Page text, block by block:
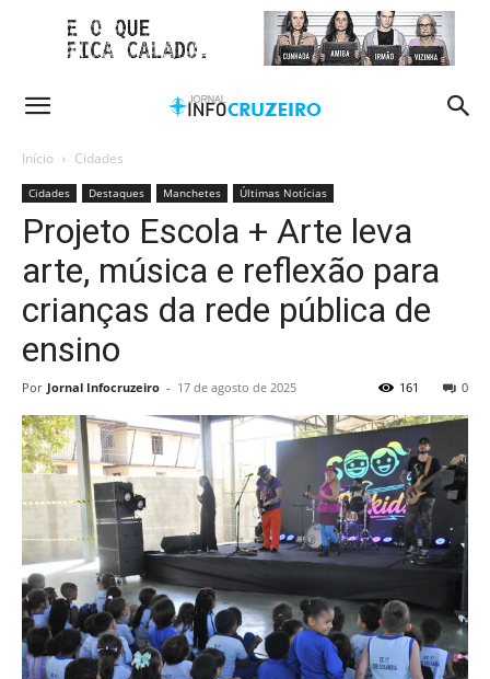
Início Cidades
Cidades Destaques Manchetes Últimas Notícias
Projeto Escola + Arte leva
arte, música e reflexão para
crianças da rede pública de
ensino
Por Jornal Infocruzeiro - 17 de agosto de 2025 0
161